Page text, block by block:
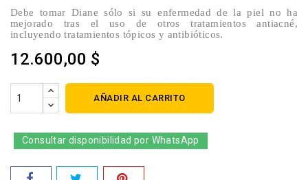
Debe tomar Diane sólo si su enfermedad de la piel no ha
mejorado tras el uso de otros tratamientos antiacné,
incluyendo tratamientos tópicos y antibióticos.
12.600,00 $
AÑADIR AL CARRITO
Consultar disponibilidad por WhatsApp